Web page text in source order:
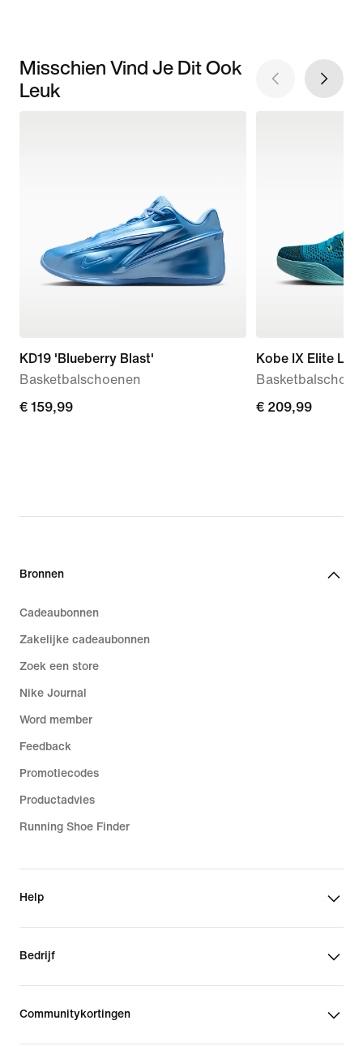
Misschien Vind Je Dit Ook
Leuk
KD19 'Blueberry Blast'
Basketbalschoenen
€ 159,99
€ 159,99
Kobe IX Elite
€ 209,99
€ 209,99
Bronnen
Cadeaubonnen
Zakelijke cadeaubonnen
Zoek een store
Nike Journal
Word member
Feedback
Promotiecodes
Productadvies
Running Shoe Finder
Help
Bedrijf
Communitykortingen